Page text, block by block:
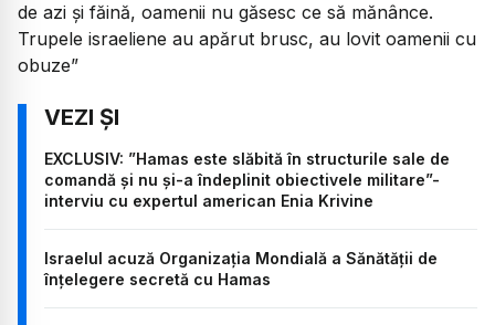
de azi și făină, oamenii nu găsesc ce să mănânce.
Trupele israeliene au apărut brusc, au lovit oamenii cu
obuze”
EXCLUSIV: ”Hamas este slăbită în structurile sale de
comandă și nu și-a îndeplinit obiectivele militare”-
interviu cu expertul american Enia Krivine
Israelul acuză Organizaţia Mondială a Sănătăţii de
înţelegere secretă cu Hamas